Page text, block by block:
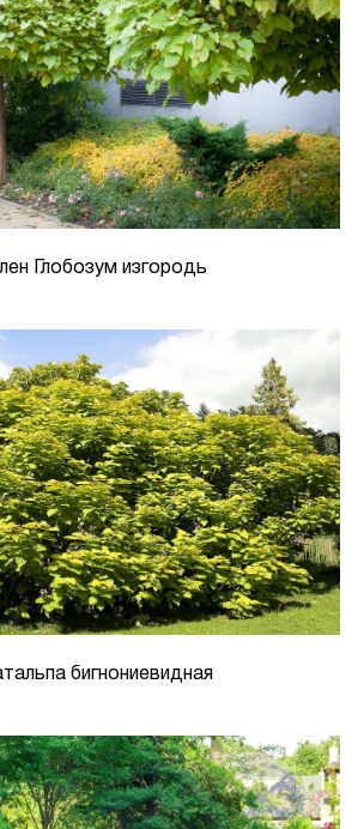
Глобозум изгородь
бигнониевидная